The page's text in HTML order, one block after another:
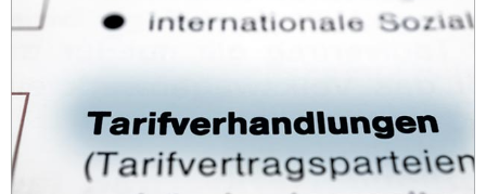
Verband & Innungen